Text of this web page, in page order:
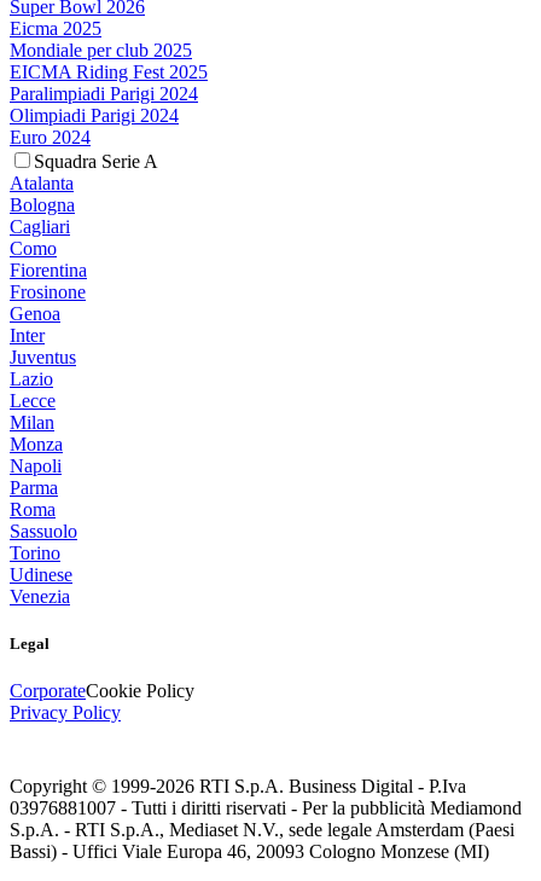
Super Bowl 2026
Eicma 2025
Mondiale per club 2025
EICMA Riding Fest 2025
Paralimpiadi Parigi 2024
Olimpiadi Parigi 2024
Euro 2024
Squadra Serie A
Atalanta
Bologna
Cagliari
Como
Fiorentina
Frosinone
Genoa
Inter
Juventus
Lazio
Lecce
Milan
Monza
Napoli
Parma
Roma
Sassuolo
Torino
Udinese
Venezia
Legal
CorporateCookie Policy
Privacy Policy
Copyright © 1999-2026 RTI S.p.A. Business Digital - P.Iva
03976881007 - Tutti i diritti riservati - Per la pubblicità Mediamond
S.p.A. - RTI S.p.A., Mediaset N.V., sede legale Amsterdam (Paesi
Bassi) - Uffici Viale Europa 46, 20093 Cologno Monzese (MI)